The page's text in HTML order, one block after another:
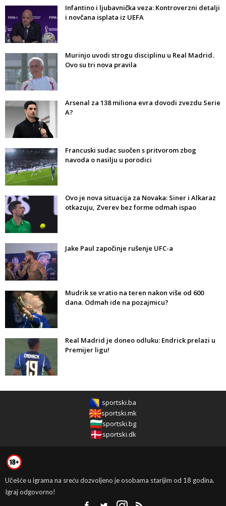
Infantino i ljubavnička veza: Kontroverzni detalji
i novčana isplata iz UEFA
Murinjo uvodi strogu disciplinu u Real Madrid.
Ovo su tri nova pravila
Arsenal za 138 miliona evra dovodi zvezdu Serie
A?
Francuski sudac suočen s pritvorom zbog
navoda o nasilju u porodici
Ovo je nova situacija za Novaka: Siner i Alkaraz
otkazuju, Zverev bez forme odmah ispao
Jake Paul započinje rušenje UFC-a
Mudrik se vratio na teren nakon više od 600
dana. Odmah ide na pozajmicu?
Real Madrid je doneo odluku: Endrick prelazi u
Premijer ligu!
sportski.ba
sportski.mk
sportski.bg
sportski.dk
Učešće u igrama na sreću dozvoljeno je osobama starijim od 18 godina.
Igraj odgovorno!